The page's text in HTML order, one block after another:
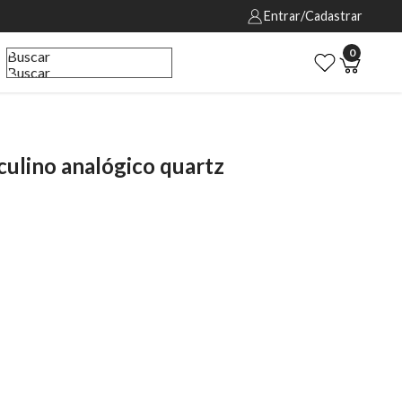
Entrar/Cadastrar
Buscar
Buscar
0
analógico quartz